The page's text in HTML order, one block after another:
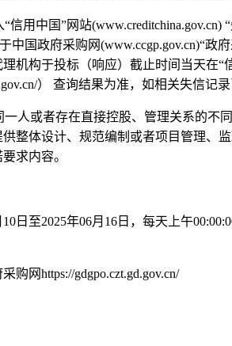
“信用中国”网站(www.creditchina.gov.cn) “
中国政府采购网(www.ccgp.gov.cn)“政
机构于投标（响应）截止时间当天在“
） 查询结果为准，如相关失信记
一人或者存在直接控股、管理关系的不
供整体设计、规范编制或者项目管理、
求内容。
10日至2025年06月 16日，每天上午
购网https://gdgpo.czt.gd.gov.cn/